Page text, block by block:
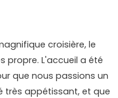
croisière, le
propre. L'accueil a été
que nous passions un
très appétissant, et que